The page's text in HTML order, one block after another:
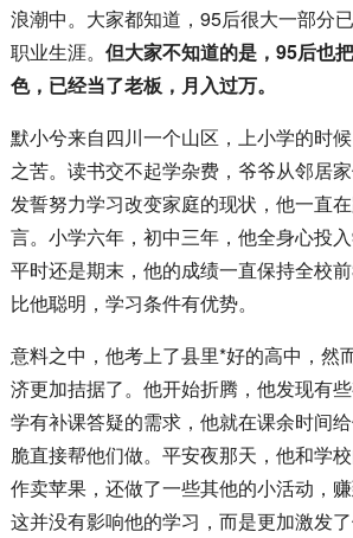
浪潮中。大家都知道，95后很大一部分
职业生涯。 但大家不知道的是，95后也
色，已经当了老板，月入过万。
默小兮来自四川一个山区，上小学的时
之苦。读书交不起学杂费，爷爷从邻居
发誓努力学习改变家庭的现状，他一直
言。小学六年，初中三年，他全身心投
平时还是期末，他的成绩一直保持全校
比他聪明，学习条件有优势。
意料之中，他考上了县里*好的高中，然
济更加拮据了。他开始折腾，他发现有
学有补课答疑的需求，他就在课余时间
脆直接帮他们做。平安夜那天，他和学
作卖苹果，还做了一些其他的小活动，
这并没有影响他的学习，而是更加激发